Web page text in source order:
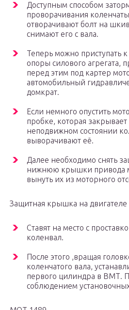
Доступным способом
проворачивания
отворачивают болт на
снимают его с вала.
Теперь можно приступать
опоры силового агрегата,
перед этим под картер
автомобильный
домкрат.
Если немного опустить
пробке, которая
неподвижном состоянии
выворачивают её.
Далее необходимо снять
нижнюю крышки привода
вынуть их из моторного
Защитная крышка на
Ставят на место с
коленвал.
После этого ,вращая
коленчатого вала,
первого цилиндра в ВМТ.
соблюдением